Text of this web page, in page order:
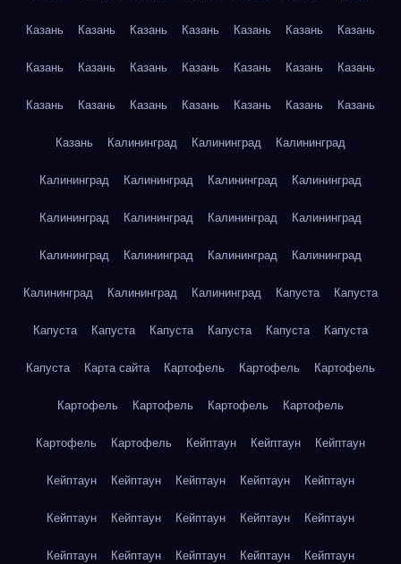
Казань Казань Казань Казань Казань Казань Казань
Казань Казань Казань Казань Казань Казань Казань
Казань Казань Казань Казань Казань Казань Казань
Казань Калининград Калининград Калининград
Калининград Калининград Калининград Калининград
Калининград Калининград Калининград Калининград
Калининград Калининград Калининград Калининград
Калининград Калининград Калининград Капуста Капуста
Капуста Капуста Капуста Капуста Капуста Капуста
Капуста Карта сайта Картофель Картофель Картофель
Картофель Картофель Картофель Картофель
Картофель Картофель Кейптаун Кейптаун Кейптаун
Кейптаун Кейптаун Кейптаун Кейптаун Кейптаун
Кейптаун Кейптаун Кейптаун Кейптаун Кейптаун
Кейптаун Кейптаун Кейптаун Кейптаун Кейптаун